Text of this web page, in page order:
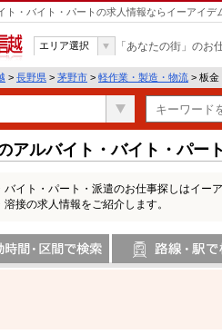
・バイト・パートの求人情報ならイーアイデ
越
エリア選択 「あなたの街」のお
> 長野県 > 茅野市 > 軽作業・製造・物流 > 板金
アルバイト・バイト・パー
イト・パート・派遣のお仕事探しはイーア
接の求人情報をご紹介します。